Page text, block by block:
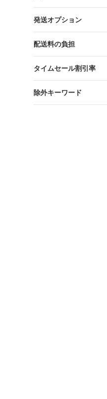
発送オプション
配送料の負担
タイムセール割引率
除外キーワード